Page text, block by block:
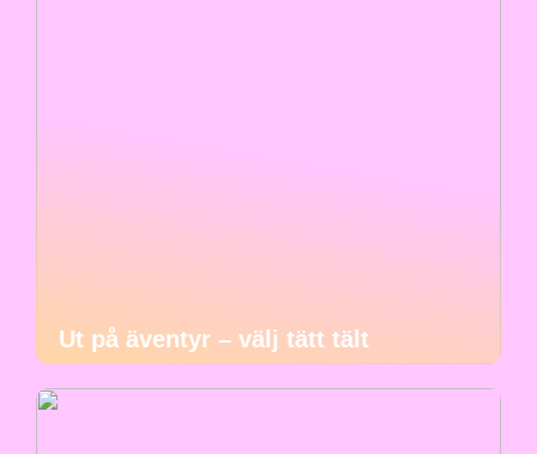
Ut på äventyr – välj tätt tält